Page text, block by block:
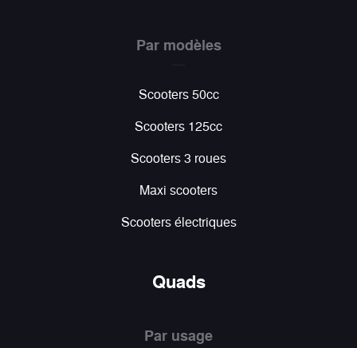
Par modèles
Scooters 50cc
Scooters 125cc
Scooters 3 roues
Maxi scooters
Scooters électriques
Quads
Par usage